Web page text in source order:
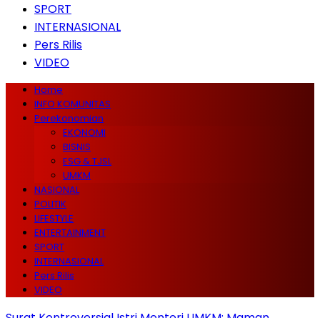
SPORT
INTERNASIONAL
Pers Rilis
VIDEO
Home
INFO KOMUNITAS
Perekonomian
EKONOMI
BISNIS
ESG & TJSL
UMKM
NASIONAL
POLITIK
LIFESTYLE
ENTERTAINMENT
SPORT
INTERNASIONAL
Pers Rilis
VIDEO